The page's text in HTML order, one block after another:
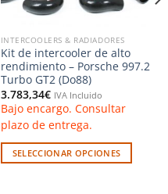
INTERCOOLERS & RADIADORES
Kit de intercooler de alto
rendimiento – Porsche 997.2
Turbo GT2 (Do88)
3.783,34€ IVA Incluido
Bajo encargo. Consultar
plazo de entrega.
SELECCIONAR OPCIONES